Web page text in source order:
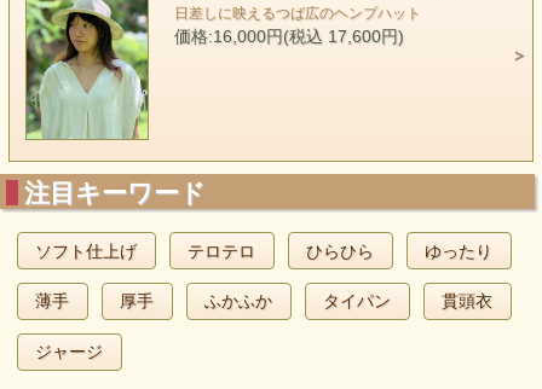
日差しに映えるつば広のヘンプハット
価格:16,000円(税込 17,600円)
注目キーワード
ソフト仕上げ テロテロ ひらひら ゆったり
薄手 厚手 ふかふか タイパン 貫頭衣
ジャージ